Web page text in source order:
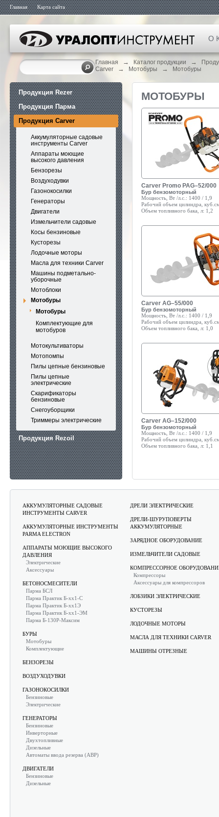
Главная Карта сайта
О
Главная → Каталог продукции →
Carver
→ Мотобуры → Мотобуры
Продукция Rezer
Продукция Парма
Продукция Carver
Аккумуляторные садовые
инструменты Carver
Аппараты моющие
высокого давления
Бензорезы
Воздуходувки
Газонокосилки
Генераторы
Двигатели
Измельчители садовые
Косы бензиновые
Кусторезы
Лодочные моторы
Масла для техники Carver
Машины подметально-
уборочные
Мотоблоки
Мотобуры
Мотобуры
Комплектующие для
мотобуров
Мотокультиваторы
Мотопомпы
Пилы цепные бензиновые
Пилы цепные
электрические
Скарификаторы
бензиновые
Снегоуборщики
Триммеры электрические
Продукция Rezoil
МОТОБУРЫ
Carver Promo PAG–52/000
Бур бензомоторный
Мощность, Вт /л.с.: 1400 / 1,9
Рабочий объем цилиндра,
Объем топливного бака, л: 1,2
Carver AG–55/000
Бур бензомоторный
Мощность, Вт /л.с.: 1400 / 1,9
Рабочий объем цилиндра,
Объем топливного бака, л: 1,0
Carver AG–152/000
Бур бензомоторный
Мощность, Вт /л.с.: 1400 / 1,9
Рабочий объем цилиндра,
Объем топливного бака, л: 1,1
АККУМУЛЯТОРНЫЕ САДОВЫЕ
ИНСТРУМЕНТЫ CARVER
АККУМУЛЯТОРНЫЕ ИНСТРУМЕНТЫ
PARMA ELECTRON
АППАРАТЫ МОЮЩИЕ ВЫСОКОГО
ДАВЛЕНИЯ
Электрические
Аксессуары
БЕТОНОСМЕСИТЕЛИ
Парма БСЛ
Парма Практик Б-хх1-С
Парма Практик Б-хх1Э
Парма Практик Б-хх1-ЭМ
Парма Б-130Р-Максим
БУРЫ
Мотобуры
Комплектующие
БЕНЗОРЕЗЫ
ВОЗДУХОДУВКИ
ГАЗОНОКОСИЛКИ
Бензиновые
Электрические
ГЕНЕРАТОРЫ
Бензиновые
Инверторные
Двухтопливные
Дизельные
Автоматы ввода резерва (АВР)
ДВИГАТЕЛИ
Бензиновые
Дизельные
ДРЕЛИ ЭЛЕКТРИЧЕСКИЕ
ДРЕЛИ-ШУРУПОВЕРТЫ
АККУМУЛЯТОРНЫЕ
ЗАРЯДНОЕ ОБОРУДОВАНИЕ
ИЗМЕЛЬЧИТЕЛИ САДОВЫЕ
КОМПРЕССОРНОЕ
Компрессоры
Аксессуары для компрессоров
ЛОБЗИКИ ЭЛЕКТРИЧЕСКИЕ
КУСТОРЕЗЫ
ЛОДОЧНЫЕ МОТОРЫ
МАСЛА ДЛЯ ТЕХНИКИ CARVER
МАШИНЫ ОТРЕЗНЫЕ